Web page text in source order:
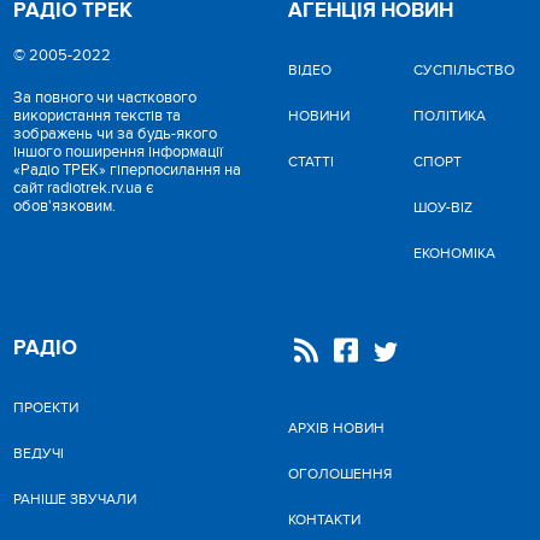
РАДІО ТРЕК
© 2005-2022
За повного чи часткового
використання текстів та
зображень чи за будь-якого
іншого поширення інформації
«Радіо ТРЕК» гіперпосилання на
сайт radiotrek.rv.ua є
обов'язковим.
АГЕНЦІЯ НОВИН
ВІДЕО
НОВИНИ
СТАТТІ
CУСПІЛЬСТВО
ПОЛІТИКА
СПОРТ
ШОУ-BIZ
ЕКОНОМІКА
РАДІО
ПРОЕКТИ
ВЕДУЧІ
РАНІШЕ ЗВУЧАЛИ
АРХІВ НОВИН
ОГОЛОШЕННЯ
КОНТАКТИ